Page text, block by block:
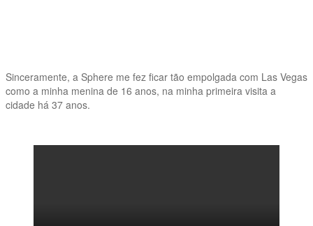
Sinceramente, a Sphere me fez ficar tão empolgada com Las Vegas
como a minha menina de 16 anos, na minha primeira visita a
cidade há 37 anos.